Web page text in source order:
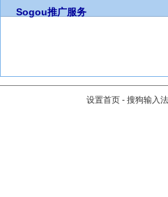
Sogou推广服务
设置首页 - 搜狗输入法